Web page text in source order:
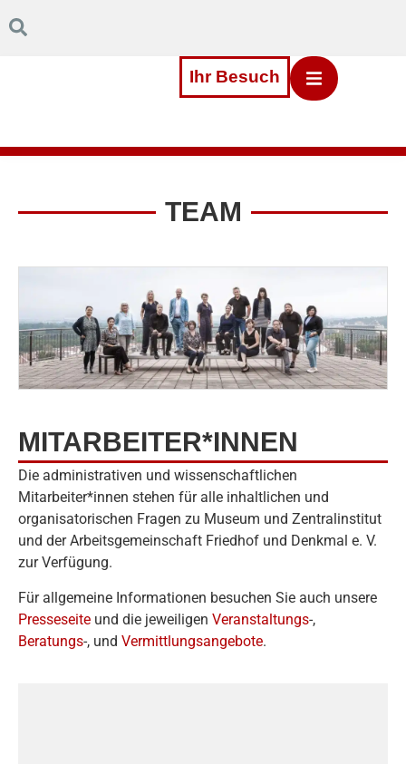
Inhalt
zum
Ihr Besuch
TEAM
MITARBEITER*INNEN
Die administrativen und wissenschaftlichen
Mitarbeiter*innen stehen für alle inhaltlichen und
organisatorischen Fragen zu Museum und Zentralinstitut
und der Arbeitsgemeinschaft Friedhof und Denkmal e. V.
zur Verfügung.
Für allgemeine Informationen besuchen Sie auch unsere
Presseseite und die jeweiligen Veranstaltungs-,
Beratungs-, und Vermittlungsangebote.